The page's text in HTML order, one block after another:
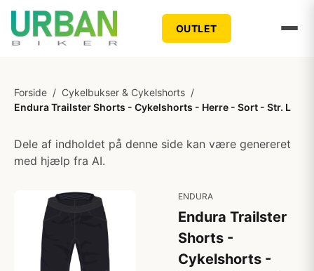
OUTLET
Forside / Cykelbukser & Cykelshorts /
Endura Trailster Shorts - Cykelshorts - Herre - Sort - Str. L
Dele af indholdet på denne side kan være genereret
med hjælp fra AI.
ENDURA
Endura Trailster
Shorts -
Cykelshorts -